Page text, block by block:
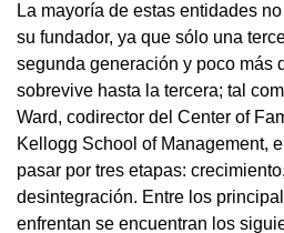
La mayoría de estas entidades
su fundador, ya que sólo una
segunda generación y poco más
sobrevive hasta la tercera; tal
Ward, codirector del Center of
Kellogg School of Management,
pasar por tres etapas:
desintegración. Entre los
enfrentan se encuentran los